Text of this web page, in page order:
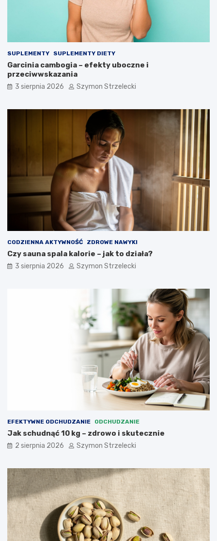
SUPLEMENTY SUPLEMENTY DIETY
Garcinia cambogia – efekty uboczne i
przeciwwskazania
3 sierpnia 2026 Szymon Strzelecki
CODZIENNA AKTYWNOŚĆ ZDROWE NAWYKI
Czy sauna spala kalorie – jak to działa?
3 sierpnia 2026 Szymon Strzelecki
EFEKTYWNE ODCHUDZANIE ODCHUDZANIE
Jak schudnąć 10 kg – zdrowo i skutecznie
2 sierpnia 2026 Szymon Strzelecki